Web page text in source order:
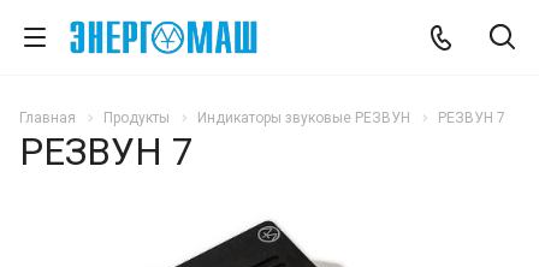
Главная Продукты Индикаторы звуковые РЕЗВУН РЕЗВУН 7
РЕЗВУН 7